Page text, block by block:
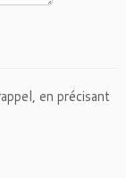
en précisant